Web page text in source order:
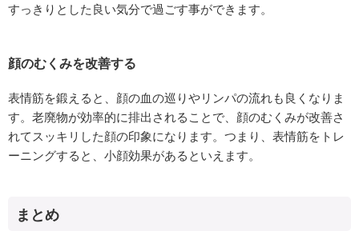
すっきりとした良い気分で過ごす事ができます。
顔のむくみを改善する
表情筋を鍛えると、顔の血の巡りやリンパの流れも良くなりま
す。老廃物が効率的に排出されることで、顔のむくみが改善さ
れてスッキリした顔の印象になります。つまり、表情筋をトレ
ーニングすると、小顔効果があるといえます。
まとめ